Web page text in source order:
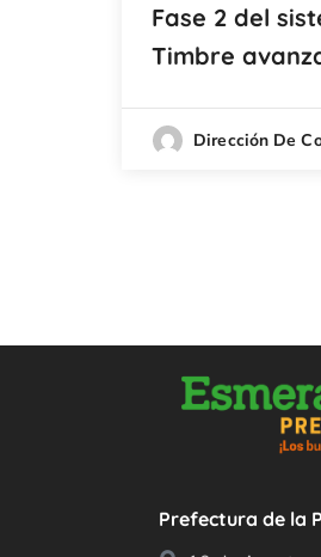
Fase 2 del
Timbre
Dirección De
Prefectura de la